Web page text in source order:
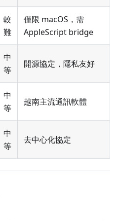
較
難
僅限 macOS，需
AppleScript bridge
中
等
開源協定，隱私友好
中
等
越南主流通訊軟體
中
等
去中心化協定